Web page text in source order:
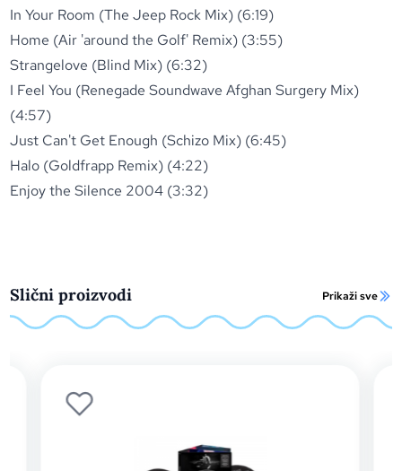
In Your Room (The Jeep Rock Mix) (6:19)
Home (Air 'around the Golf' Remix) (3:55)
Strangelove (Blind Mix) (6:32)
I Feel You (Renegade Soundwave Afghan Surgery Mix)
(4:57)
Just Can't Get Enough (Schizo Mix) (6:45)
Halo (Goldfrapp Remix) (4:22)
Enjoy the Silence 2004 (3:32)
Slični proizvodi Prikaži sve